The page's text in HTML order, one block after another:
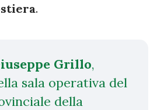
.
Grillo,
sala operativa del
della